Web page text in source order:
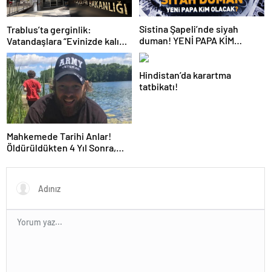
Trablus’ta gerginlik:
Vatandaşlara “Evinizde kalın”
çağrısı
Sistina Şapeli’nde siyah
duman! YENİ PAPA KİM
OLACAK?
Mahkemede Tarihi Anlar!
Öldürüldükten 4 Yıl Sonra,
Seslendi…
Hindistan’da karartma
tatbikatı!